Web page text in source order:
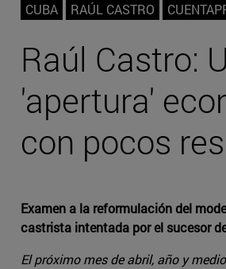
CUBA
RAÚL CASTRO
Raúl Castro:
'apertura'
con pocos
Examen a la reformulación del
castrista intentada por el sucesor
El próximo mes de abril, año y